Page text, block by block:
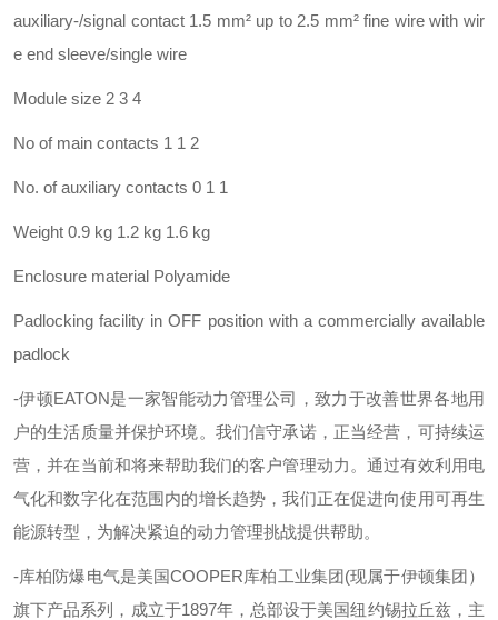
auxiliary-/signal contact 1.5 mm² up to 2.5 mm² fine wire with wir
e end sleeve/single wire
Module size 2 3 4
No of main contacts 1 1 2
No. of auxiliary contacts 0 1 1
Weight 0.9 kg 1.2 kg 1.6 kg
Enclosure material Polyamide
Padlocking facility in OFF position with a commercially available
padlock
-伊顿EATON是一家智能动力管理公司，致力于改善世界各地用
户的生活质量并保护环境。我们信守承诺，正当经营，可持续运
营，并在当前和将来帮助我们的客户管理动力。通过有效利用电
气化和数字化在范围内的增长趋势，我们正在促进向使用可再生
能源转型，为解决紧迫的动力管理挑战提供帮助。
-库柏防爆电气是美国COOPER库柏工业集团(现属于伊顿集团）
旗下产品系列，成立于1897年，总部设于美国纽约锡拉丘兹，主